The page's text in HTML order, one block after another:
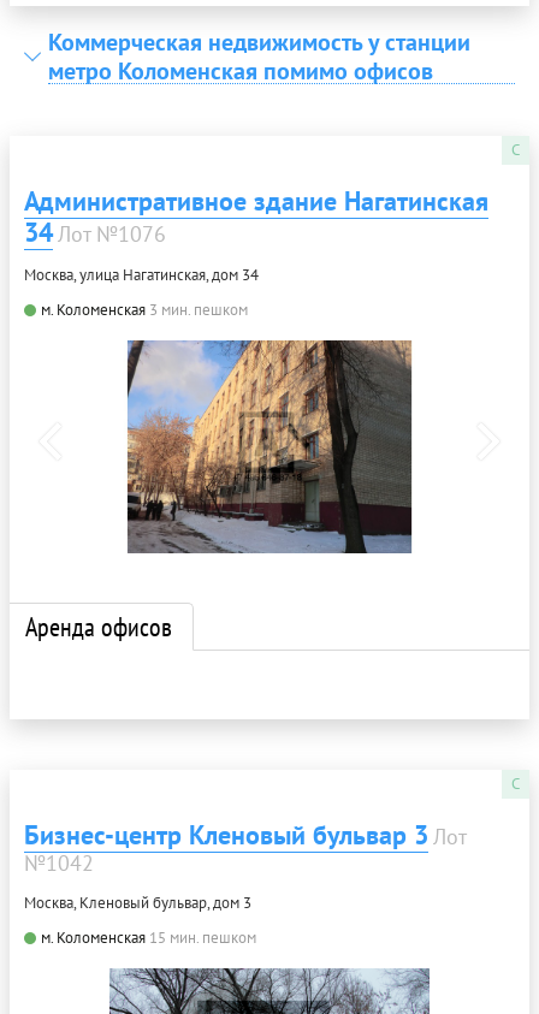
Коммерческая недвижимость у станции
метро Коломенская помимо офисов
C
Административное здание Нагатинская
34 Лот №1076
Москва, улица Нагатинская, дом 34
м. Коломенская 3 мин. пешком
Аренда офисов
C
Бизнес-центр Кленовый бульвар 3 Лот
№1042
Москва, Кленовый бульвар, дом 3
м. Коломенская 15 мин. пешком